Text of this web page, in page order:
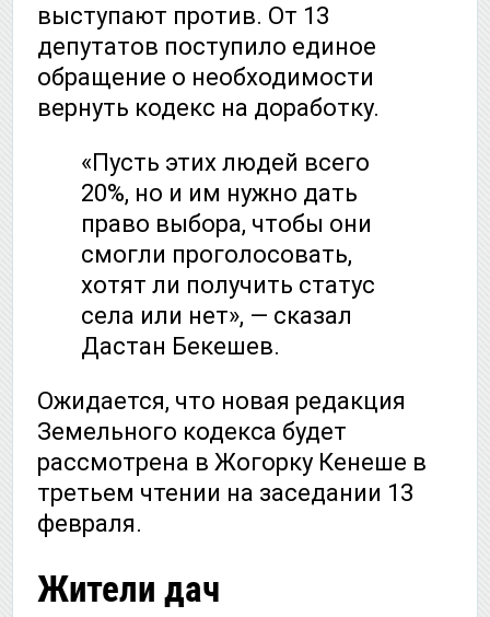
выступают против. От 13
депутатов поступило единое
обращение о необходимости
вернуть кодекс на доработку.
«Пусть этих людей всего
20%, но и им нужно дать
право выбора, чтобы они
смогли проголосовать,
хотят ли получить статус
села или нет», — сказал
Дастан Бекешев.
Ожидается, что новая редакция
Земельного кодекса будет
рассмотрена в Жогорку Кенеше в
третьем чтении на заседании 13
февраля.
Жители дач